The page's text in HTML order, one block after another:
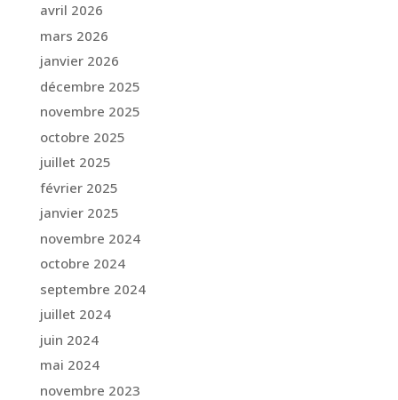
avril 2026
mars 2026
janvier 2026
décembre 2025
novembre 2025
octobre 2025
juillet 2025
février 2025
janvier 2025
novembre 2024
octobre 2024
septembre 2024
juillet 2024
juin 2024
mai 2024
novembre 2023